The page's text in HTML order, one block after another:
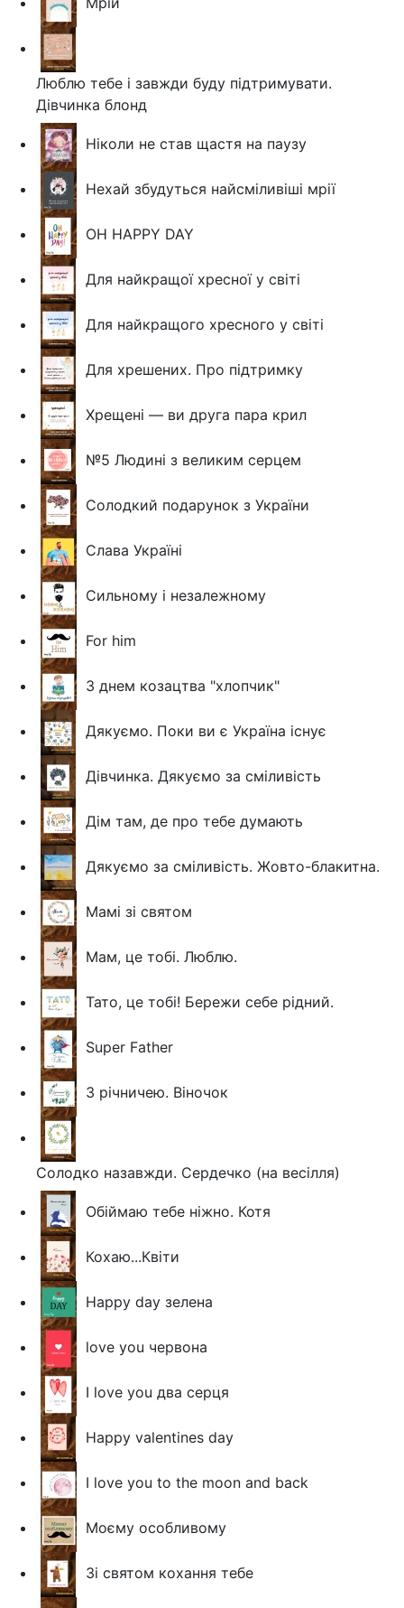
Люблю тебе і завжди буду підтримувати.
Дівчинка блонд
Ніколи не став щастя на паузу
Нехай збудуться найсміливіші мрії
OH HAPPY DAY
Для найкращої хресної у світі
Для найкращого хресного у світі
Для хрешених. Про підтримку
Хрещені — ви друга пара крил
№5 Людині з великим серцем
Солодкий подарунок з України
Слава Україні
Сильному і незалежному
For him
З днем козацтва "хлопчик"
Дякуємо. Поки ви є Україна існує
Дівчинка. Дякуємо за сміливість
Дім там, де про тебе думають
Дякуємо за сміливість. Жовто-блакитна.
Мамі зі святом
Мам, це тобі. Люблю.
Тато, це тобі! Бережи себе рідний.
Super Father
З річничею. Віночок
Солодко назавжди. Сердечко (на весілля)
Обіймаю тебе ніжно. Котя
Кохаю...Квіти
Happy day зелена
love you червона
I love you два серця
Happy valentines day
I love you to the moon and back
Моєму особливому
Зі святом кохання тебе